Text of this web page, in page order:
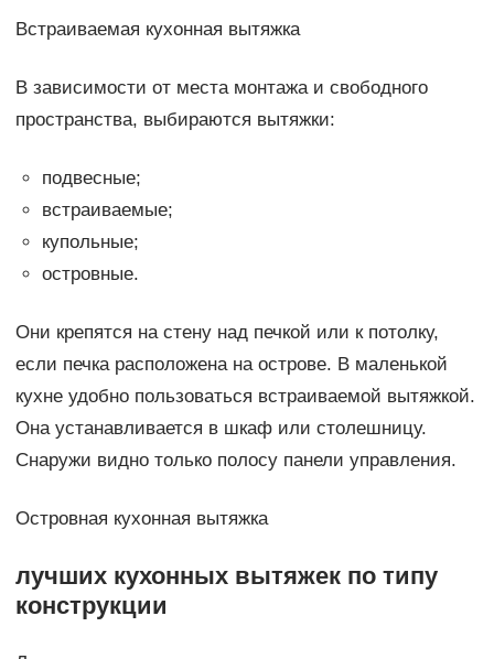
Встраиваемая кухонная вытяжка
В зависимости от места монтажа и свободного
пространства, выбираются вытяжки:
подвесные;
встраиваемые;
купольные;
островные.
Они крепятся на стену над печкой или к потолку,
если печка расположена на острове. В маленькой
кухне удобно пользоваться встраиваемой вытяжкой.
Она устанавливается в шкаф или столешницу.
Снаружи видно только полосу панели управления.
Островная кухонная вытяжка
лучших кухонных вытяжек по типу
конструкции